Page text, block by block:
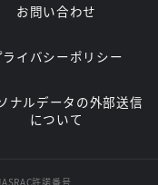
お問い合わせ
ライバシーポリシー
ナルデータの外部送信
について
許諾番号